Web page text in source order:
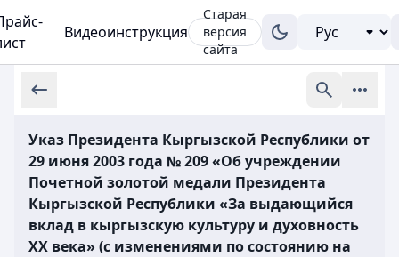
Видеоинструкция
Старая
версия
сайта
Указ Президента Кыргызской Республики от
29 июня 2003 года № 209 «Об учреждении
Почетной золотой медали Президента
Кыргызской Республики «За выдающийся
вклад в кыргызскую культуру и духовность
XX века» (с изменениями по состоянию на